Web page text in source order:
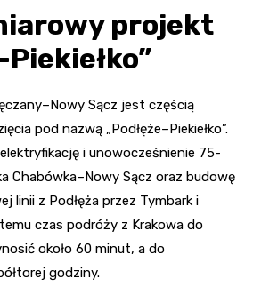
projekt
Sącz jest częścią
pod nazwą „Podłęże–Piekiełko”.
i unowocześnienie 75-
Chabówka–Nowy Sącz oraz budowę
linii z Podłęża przez Tymbark i
czas podróży z Krakowa do
około 60 minut, a do
godziny.